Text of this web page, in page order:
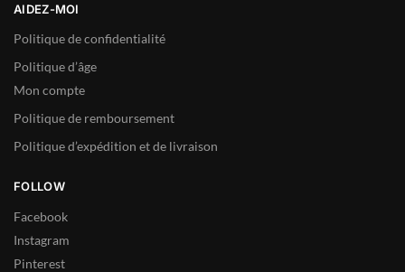
AIDEZ-MOI
Politique de confidentialité
Politique d’âge
Mon compte
Politique de remboursement
Politique d’expédition et de livraison
FOLLOW
Facebook
Instagram
Pinterest